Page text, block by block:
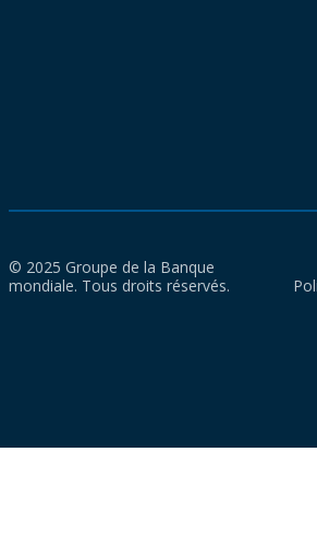
© 2025 Groupe de la Banque
mondiale. Tous droits réservés.